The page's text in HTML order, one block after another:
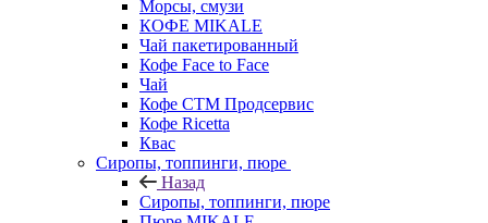
Морсы, смузи
КОФЕ MIKALE
Чай пакетированный
Кофе Face to Face
Чай
Кофе СТМ Продсервис
Кофе Ricetta
Квас
Сиропы, топпинги, пюре
Назад
Сиропы, топпинги, пюре